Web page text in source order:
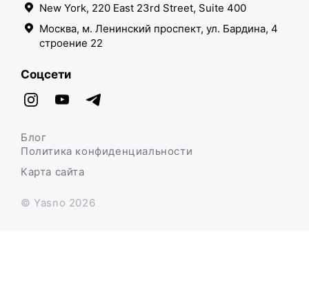
New York, 220 East 23rd Street, Suite 400
Москва, м. Ленинский проспект, ул. Бардина, 4
строение 22
Соцсети
© Yasno 2026
Политика конфиденциальности
Карта сайта
Блог